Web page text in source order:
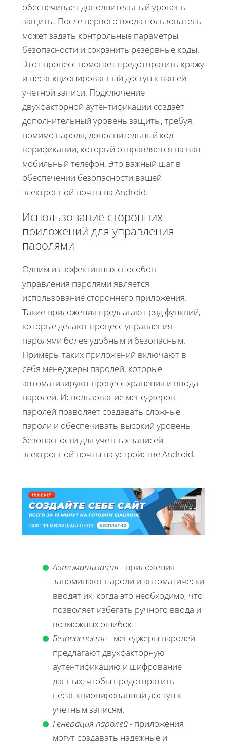
обеспечивает дополнительный уровень
защиты. После первого входа пользователь
может задать контрольные параметры
безопасности и сохранить резервные коды.
Этот процесс помогает предотвратить кражу
и несанкционированный доступ к вашей
учетной записи. Подключение
двухфакторной аутентификации создаёт
дополнительный уровень защиты, требуя,
помимо пароля, дополнительный код
верификации, который отправляется на ваш
мобильный телефон. Это важный шаг в
обеспечении безопасности вашей
электронной почты на Android.
Использование сторонних
приложений для управления
паролями
Одним из эффективных способов
управления паролями является
использование стороннего приложения.
Такие приложения предлагают ряд функций,
которые делают процесс управления
паролями более удобным и безопасным.
Примеры таких приложений включают в
себя менеджеры паролей, которые
автоматизируют процесс хранения и ввода
паролей. Использование менеджеров
паролей позволяет создавать сложные
пароли и обеспечивать высокий уровень
безопасности для учетных записей
электронной почты на устройстве Android.
Автоматизация - приложения
запоминают пароли и автоматически
вводят их, когда это необходимо, что
позволяет избегать ручного ввода и
возможных ошибок.
Безопасность- менеджеры паролей
предлагают двухфакторную
аутентификацию и шифрование
данных, чтобы предотвратить
несанкционированный доступ к
учетным записям.
Генерация паролей- приложения
могут создавать надежные и